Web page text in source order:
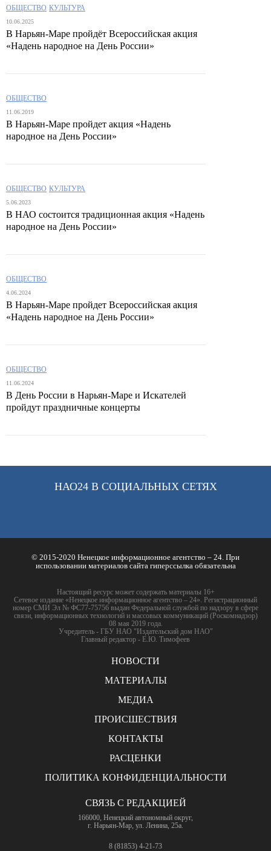
ОБЩЕСТВО КУЛЬТУРА
10.06.2025
В Нарьян-Маре пройдёт Всероссийская акция
«Надень народное на День России»
ОБЩЕСТВО
11.06.2019
В Нарьян-Маре пройдет акция «Надень
народное на День России»
ОБЩЕСТВО КУЛЬТУРА
5.06.2023
В НАО состоится традиционная акция «Надень
народное на День России»
ОБЩЕСТВО
4.06.2024
В Нарьян-Маре пройдет Всероссийская акция
«Надень народное на День России»
ОБЩЕСТВО
11.06.2024
В День России в Нарьян-Маре и Искателей
пройдут праздничные концерты
НАО24 В СОЦИАЛЬНЫХ СЕТЯХ
© 2015-2020 Ненецкое информационное агентство – 24. При
использовании материалов сайта гиперссылка обязательна
Настоящий ресурс может содержать материалы 16+
Сетевое издание «Ненецкое информационное агентство – 24». Регистрационный
номер СМИ Эл № ФС77-75756 выдан Федеральной службой по надзору в сфере
связи, информационных технологий и массовых коммуникаций (Роскомнадзор)
08 мая 2019 года.
Учредитель - ГБУ НАО "Издательский дом НАО"
Главный редактор - Е.Ю. Тимофеев
НОВОСТИ
МАТЕРИАЛЫ
МЕДИА
ПРОИСШЕСТВИЯ
КОНТАКТЫ
РАСЦЕНКИ
ПОЛИТИКА КОНФИДЕНЦИАЛЬНОСТИ
СВЯЗЬ С РЕДАКЦИЕЙ
166000, Ненецкий автономный округ,
г. Нарьян-Мар, ул. Ленина, 25а.
8 (81853) 4-21-73